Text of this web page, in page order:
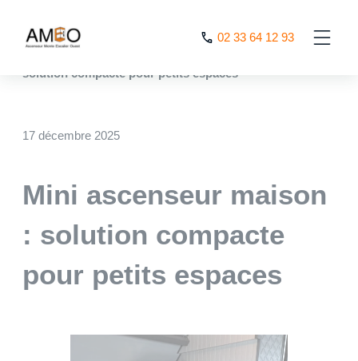
02 33 64 12 93
AMEO>Nos actualités
solution compacte pour petits espaces
17 décembre 2025
Mini ascenseur maison
: solution compacte
pour petits espaces